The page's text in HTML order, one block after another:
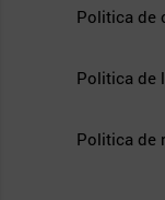
Politica de
Politica de
Politica de